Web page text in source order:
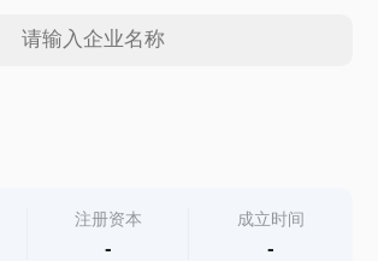
注册资本
-
成立时间
-